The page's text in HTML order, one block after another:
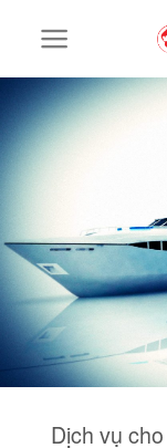
Dịch vụ